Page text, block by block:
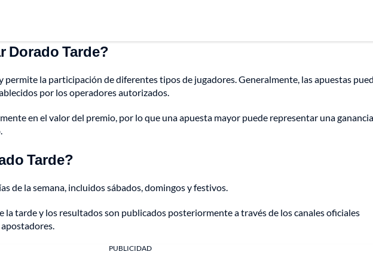
Dorado Tarde?
permite la participación de diferentes tipos de jugadores. Generalmente, las apuestas
por los operadores autorizados.
en el valor del premio, por lo que una apuesta mayor puede representar una
Tarde?
de la semana, incluidos sábados, domingos y festivos.
la tarde y los resultados son publicados posteriormente a través de los canales oficiales
PUBLICIDAD